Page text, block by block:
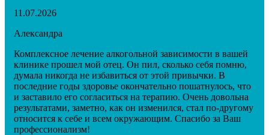
11.07.2026
Александра
Комплексное лечение алкогольной зависимости в вашей
клинике прошел мой отец. Он пил, сколько себя помню,
думала никогда не избавиться от этой привычки. В
последние годы здоровье окончательно пошатнулось, что
и заставило его согласиться на терапию. Очень довольна
результатами, заметно, как он изменился, стал по-другому
относится к себе и всем окружающим. Спасибо за Ваш
профессионализм!